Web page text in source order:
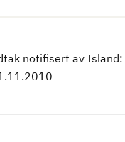
notifisert av Island: